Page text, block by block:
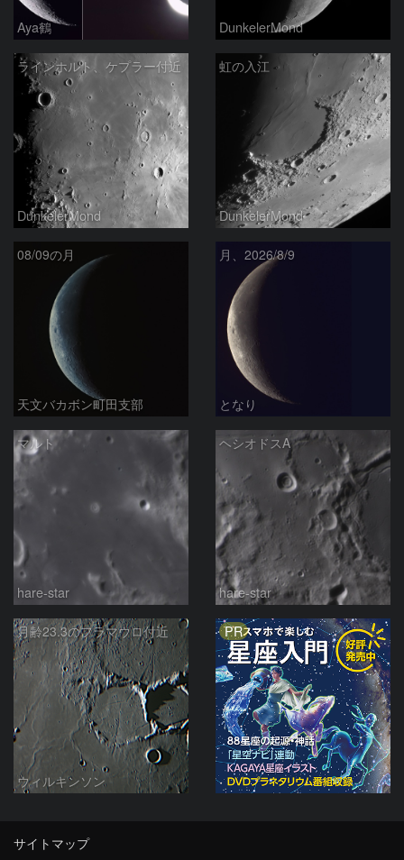
Aya鶴 DunkelerMond
ラインホルト、ケプラー付近
DunkelerMond
虹の入江
DunkelerMond
08/09の月
天文バカボン町田支部
月、2026/8/9
となり
マルト
hare-star
ヘシオドスA
hare-star
月齢23.3のフラマウロ付近
ウィルキンソン
PR
サイトマップ